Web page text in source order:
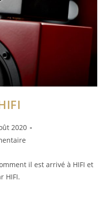
2020
il est arrivé à HIFI et
HIFI.